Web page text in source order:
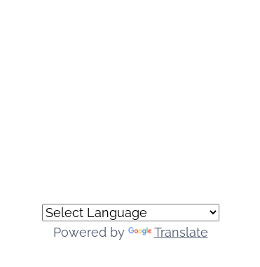
Powered by Translate